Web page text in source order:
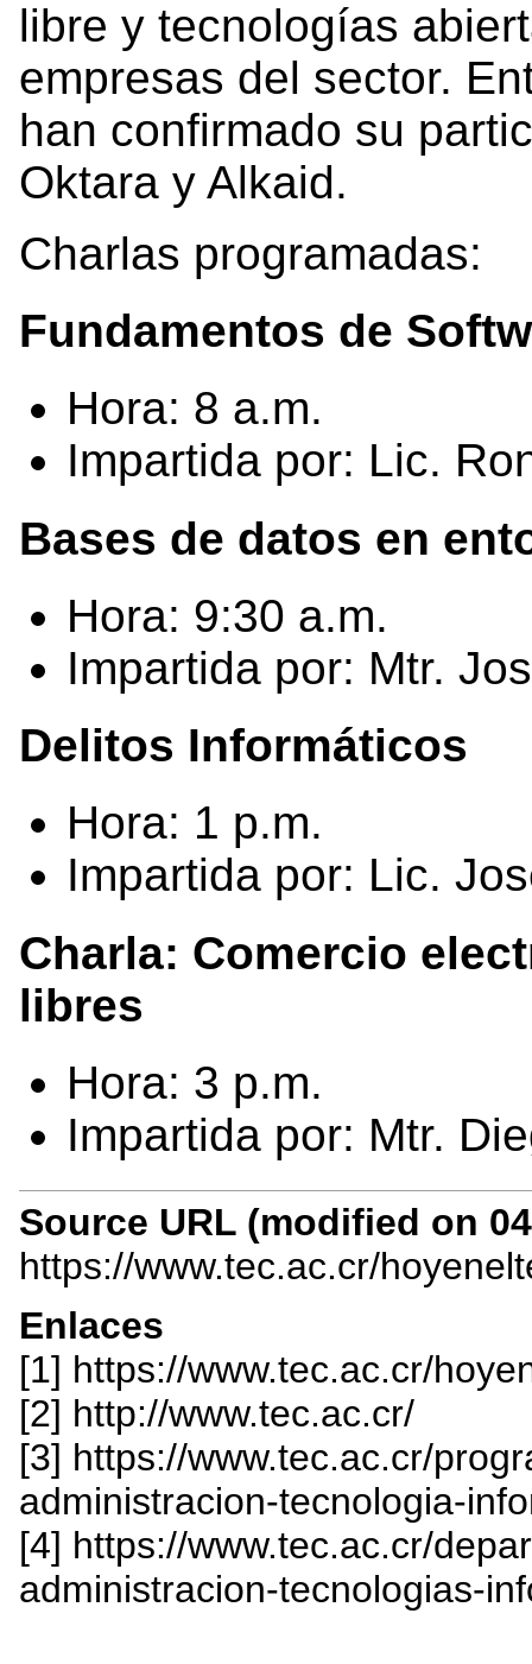
libre y tecnologías
empresas del sector.
han confirmado su
Oktara y Alkaid.
Charlas programadas:
Fundamentos de
Hora: 8 a.m.
Impartida por: Lic.
Bases de datos en
Hora: 9:30 a.m.
Impartida por: Mtr.
Delitos Informáticos
Hora: 1 p.m.
Impartida por: Lic.
Charla: Comercio
libres
Hora: 3 p.m.
Impartida por: Mtr.
Source URL (modified on
https://www.tec.ac.cr/
Enlaces
[1] https://www.tec.ac.cr/
[2] http://www.tec.ac.cr/
[3] https://www.tec.ac.cr/
administracion-tecnologia-
[4] https://www.tec.ac.cr/
administracion-tecnologias-